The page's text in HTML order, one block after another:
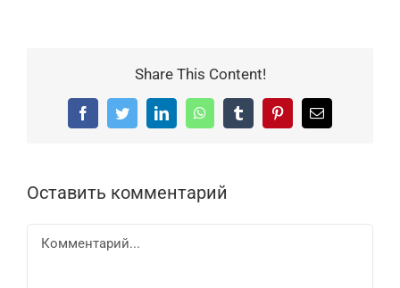
Share This Content!
FacebookTwitterLinkedInWhatsAppTumblrPinterestEmail
Оставить комментарий
Комментарий